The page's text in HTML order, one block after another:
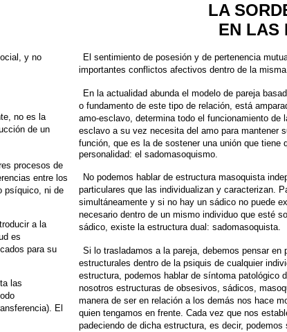
y no
no es la
de un
procesos de
entre los
psíquico, ni de
a la
es
para su
las
El
LA
EN LAS
El sentimiento de posesión y de pertenencia
importantes conflictos afectivos dentro de la
En la actualidad abunda el modelo de pareja
o fundamento de este tipo de relación, está
amo-esclavo, determina todo el funcionamiento de
esclavo a su vez necesita del amo para mantener
función, que es la de sostener una unión que tiene
personalidad: el sadomasoquismo.
No podemos hablar de estructura masoquista
particulares que las individualizan y caracterizan.
simultáneamente y si no hay un sádico no puede
necesario dentro de un mismo individuo que esté
sádico, existe la estructura dual: sadomasoquista.
Si lo trasladamos a la pareja, debemos pensar en
estructurales dentro de la psiquis de cualquier
estructura, podemos hablar de síntoma patológico
nosotros estructuras de obsesivos, sádicos,
manera de ser en relación a los demás nos hace
quien tengamos en frente. Cada vez que nos
padeciendo de dicha estructura, es decir,